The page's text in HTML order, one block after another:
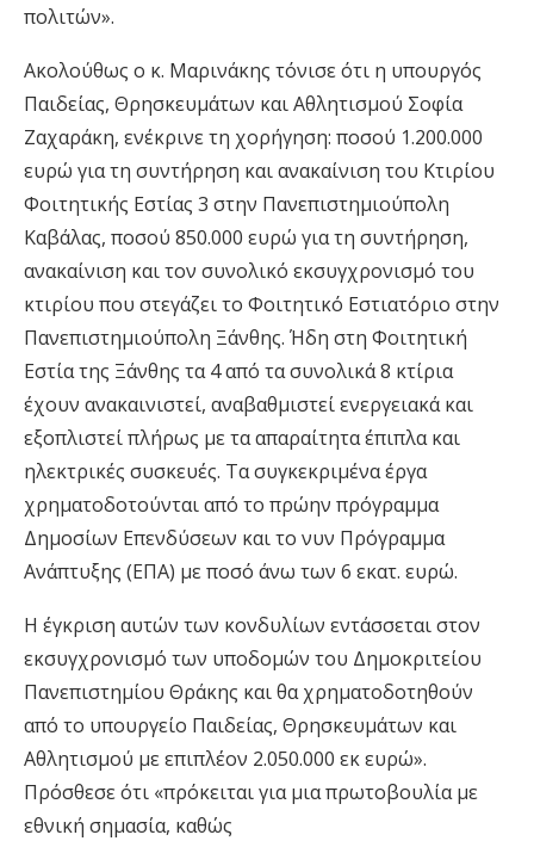
πολιτών».
Ακολούθως ο κ. Μαρινάκης τόνισε ότι η υπουργός
Παιδείας, Θρησκευμάτων και Αθλητισμού Σοφία
Ζαχαράκη, ενέκρινε τη χορήγηση: ποσού 1.200.000
ευρώ για τη συντήρηση και ανακαίνιση του Κτιρίου
Φοιτητικής Εστίας 3 στην Πανεπιστημιούπολη
Καβάλας, ποσού 850.000 ευρώ για τη συντήρηση,
ανακαίνιση και τον συνολικό εκσυγχρονισμό του
κτιρίου που στεγάζει το Φοιτητικό Εστιατόριο στην
Πανεπιστημιούπολη Ξάνθης. Ήδη στη Φοιτητική
Εστία της Ξάνθης τα 4 από τα συνολικά 8 κτίρια
έχουν ανακαινιστεί, αναβαθμιστεί ενεργειακά και
εξοπλιστεί πλήρως με τα απαραίτητα έπιπλα και
ηλεκτρικές συσκευές. Τα συγκεκριμένα έργα
χρηματοδοτούνται από το πρώην πρόγραμμα
Δημοσίων Επενδύσεων και το νυν Πρόγραμμα
Ανάπτυξης (ΕΠΑ) με ποσό άνω των 6 εκατ. ευρώ.
Η έγκριση αυτών των κονδυλίων εντάσσεται στον
εκσυγχρονισμό των υποδομών του Δημοκριτείου
Πανεπιστημίου Θράκης και θα χρηματοδοτηθούν
από το υπουργείο Παιδείας, Θρησκευμάτων και
Αθλητισμού με επιπλέον 2.050.000 εκ ευρώ».
Πρόσθεσε ότι «πρόκειται για μια πρωτοβουλία με
εθνική σημασία, καθώς